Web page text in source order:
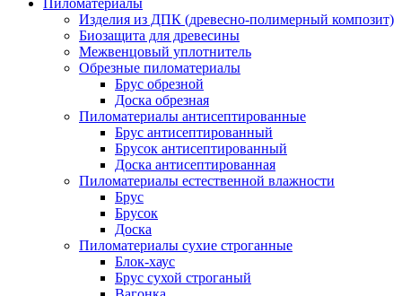
Пиломатериалы
Изделия из ДПК (древесно-полимерный композит)
Биозащита для древесины
Межвенцовый уплотнитель
Обрезные пиломатериалы
Брус обрезной
Доска обрезная
Пиломатериалы антисептированные
Брус антисептированный
Брусок антисептированный
Доска антисептированная
Пиломатериалы естественной влажности
Брус
Брусок
Доска
Пиломатериалы сухие строганные
Блок-хаус
Брус сухой строганый